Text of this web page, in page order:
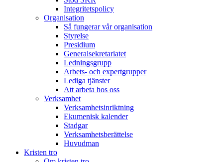
Integritetspolicy
Organisation
Så fungerar vår organisation
Styrelse
Presidium
Generalsekretariatet
Ledningsgrupp
Arbets- och expertgrupper
Lediga tjänster
Att arbeta hos oss
Verksamhet
Verksamhetsinriktning
Ekumenisk kalender
Stadgar
Verksamhetsberättelse
Huvudman
Kristen tro